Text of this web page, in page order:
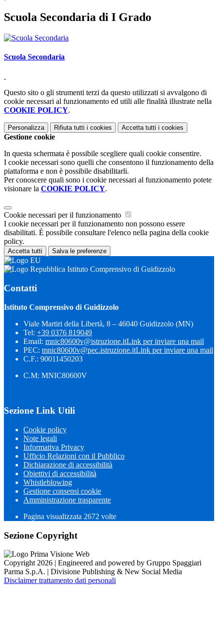
Scuola Secondaria di I Grado
Scuola Secondaria
Questo sito o gli strumenti terzi da questo utilizzati si avvalgono di
cookie necessari al funzionamento ed utili alle finalità illustrate nella
COOKIE POLICY.
Personalizza Rifiuta tutti i cookies Accetta tutti i cookies
Gestione cookie
In questa schermata è possibile scegliere quali cookie consentire.
I cookie necessari sono quelli che consentono il funzionamento della
piattaforma e non è possibile disabilitarli.
Per conoscere quali sono i cookie necessari al funzionamento potete
visionare la COOKIE POLICY.
Cookie necessari per il funzionamento
I cookie necessari per il funzionamento non possono essere
disabilitati. È possibile consultare l'elenco nella pagina della cookie
policy.
Accetta tutti Salva le preferenze
Istituto Comprensivo di Guidizzolo
Contatti
Istituto Comprensivo di Guidizzolo
Viale Martiri della Libertà, 8 – 46040 Guidizzolo (MN)
Tel: +39 0376 819049
Email: mnic80600v@istruzione.itLink per inviare una mail
PEC: mnic80600v@pec.istruzione.itLink per inviare una mail
C.F.: 90011450203
C.M: MNIC80600V
Sezione Link Utili
Cookie policy
Note legali
Informativa Privacy
Ufficio Relazioni con il Pubblico
Dichiarazione di accessibilità
Obiettivi di accessibilità
Whistleblowing
Gestione consensi cookie
Amministrazione trasparente
Pagina visualizzata 2672 volte
Sezione Copyright
Copyright 2026 | Engineered and powered by Gruppo Spaggiari
Parma S.p.A. | Divisione Publishing & New Social Media
Disclaimer trattamento dati personali